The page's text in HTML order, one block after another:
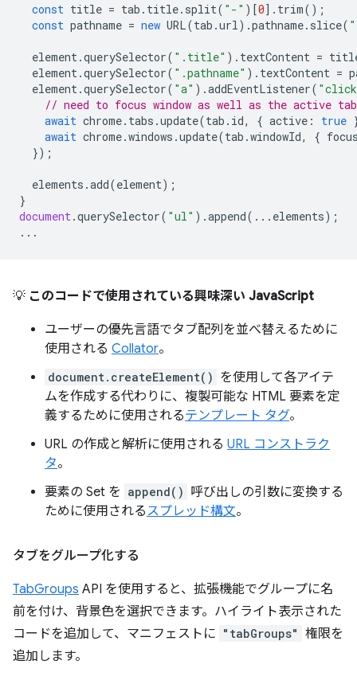
const title = tab . title. split( "-" )[0]. trim();
const pathname = new URL(tab .url).pathname. slice(
element.querySelector( ".title" ). textContent =
element.querySelector( ".pathname" ). textContent =
element.querySelector( "a" ).addEventListener(
// need to focus window as well as the active tab
await chrome. tabs .update(tab . id, { active : true
await chrome.windows .update(tab .windowId, {
});
elements .add(element);
}
document.querySelector( "ul" ).append(... elements);
...
💡 このコードで使用されている興味深い JavaScript
ユーザーの優先言語でタブ配列を並べ替えるために
使用される Collator。
document.createElement() を使用して各アイテ
ムを作成する代わりに、複製可能な HTML 要素を定
義するために使用されるテンプレート タグ。
URL の作成と解析に使用される URL コンストラク
タ。
要素の Set を append() 呼び出しの引数に変換する
ために使用されるスプレッド構文。
タブをグループ化する
TabGroups API を使用すると、拡張機能でグループに名
前を付け、背景色を選択できます。ハイライト表示された
コードを追加して、マニフェストに "tabGroups" 権限を
追加します。